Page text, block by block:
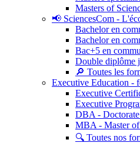
Masters of
📢 SciencesCom -
Bachelor en
Bachelor en
Bac+5 en
Double diplôme
🔎 Toutes les
Executive Education -
Executive
Executive
DBA -
MBA - Master
🔍 Toutes nos